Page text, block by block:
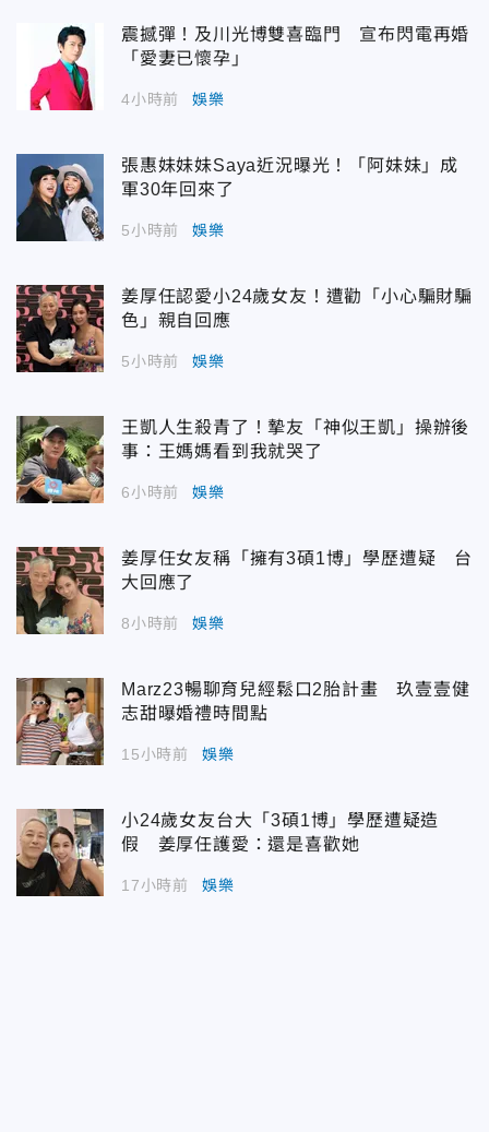
震撼彈！及川光博雙喜臨門 宣布閃電再婚
「愛妻已懷孕」
4小時前 娛樂
張惠妹妹妹Saya近況曝光！「阿妹妹」成
軍30年回來了
5小時前 娛樂
姜厚任認愛小24歲女友！遭勸「小心騙財騙
色」親自回應
5小時前 娛樂
王凱人生殺青了！摯友「神似王凱」操辦後
事：王媽媽看到我就哭了
6小時前 娛樂
姜厚任女友稱「擁有3碩1博」學歷遭疑 台
大回應了
8小時前 娛樂
Marz23暢聊育兒經鬆口2胎計畫 玖壹壹健
志甜曝婚禮時間點
15小時前 娛樂
小24歲女友台大「3碩1博」學歷遭疑造
假 姜厚任護愛：還是喜歡她
17小時前 娛樂